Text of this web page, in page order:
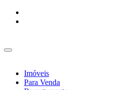
Imóveis
Para Venda